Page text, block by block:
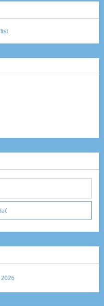
2026